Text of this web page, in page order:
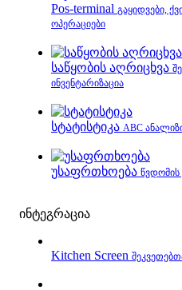
Pos-terminal გაყიდვები,
ოპერაციები
საწყობის აღრიცხვა
ინვენტარიზაცია
სტატისტიკა ABC
უსაფრთხოება
ინტეგრაცია
Kitchen Screen